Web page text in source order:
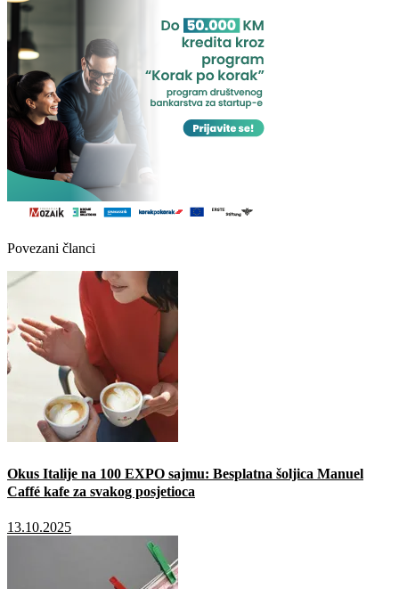
Povezani članci
Okus Italije na 100 EXPO sajmu: Besplatna šoljica Manuel
Caffé kafe za svakog posjetioca
13.10.2025